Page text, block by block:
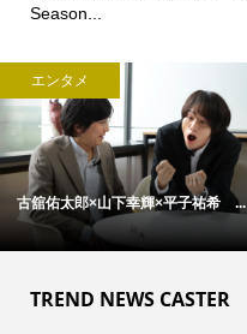
Season...
エンタメ
古舘佑太郎×山下幸輝×平子祐希 ...
TREND NEWS CASTER